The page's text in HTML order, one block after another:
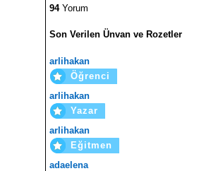
94Yorum
Son Verilen Ünvan ve Rozetler
arlihakan
Öğrenci
arlihakan
Yazar
arlihakan
Eğitmen
adaelena